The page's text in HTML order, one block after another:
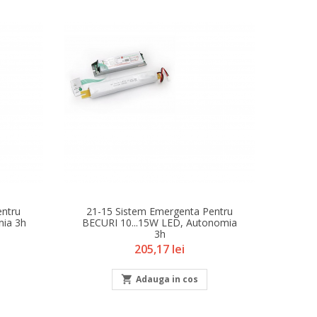
Tragator De Cablu FOX
Pret
230312 Trusa De Burghie
Pentru Otel DIN 338/HSS
3h
21-15 Sistem Emergenta Pentru
BECURI 10...15W LED, Autonomia
3h
Pret
205,17 lei
 Adauga in cos